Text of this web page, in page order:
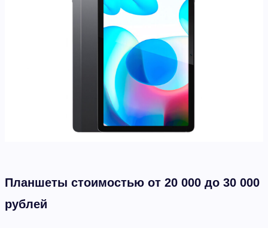
Планшеты стоимостью от 20 000 до 30 000
рублей